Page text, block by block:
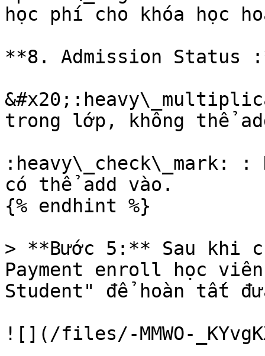
học phí cho khóa học
**8. Admission Status
trong lớp, không thể
:heavy\_check\_mark:
có thể add vào.
{% endhint %}
> **Bước 5:** Sau khi
Payment enroll học
Student" để hoàn tất
![](/files/-MMWO-